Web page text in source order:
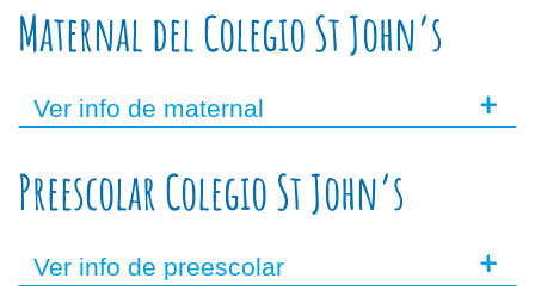
Maternal del Colegio St John’s
Ver info de maternal +
Preescolar Colegio St John’s
Ver info de preescolar +